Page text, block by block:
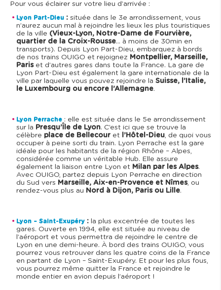
Pour vous éclairer sur votre lieu d’arrivée :
Lyon Part-Dieu : située dans le 3e arrondissement, vous
n’aurez aucun mal à rejoindre les lieux les plus touristiques
de la ville (Vieux-Lyon, Notre-Dame de Fourvière,
quartier de la Croix-Rousse… à moins de 30min en
transports). Depuis Lyon Part-Dieu, embarquez à bords
de nos trains OUIGO et rejoignez Montpellier, Marseille,
Pariset d’autres gares dans toute la France. La gare de
Lyon Part-Dieu est également la gare internationale de la
ville par laquelle vous pouvez rejoindre la Suisse, l’Italie,
le Luxembourg ou encore l’Allemagne.
Lyon Perrache : elle est située dans le 5e arrondissement
sur la Presqu’Île de Lyon. C’est ici que se trouve la
célèbre place de Bellecour et l’Hôtel-Dieu, de quoi vous
occuper à peine sorti du train. Lyon Perrache est la gare
idéale pour les habitants de la région Rhône – Alpes,
considérée comme un véritable Hub. Elle assure
également la liaison entre Lyon et Milan par les Alpes.
Avec OUIGO, partez depuis Lyon Perrache en direction
du Sud vers Marseille, Aix-en-Provence et Nîmes, ou
rendez-vous plus au Nord à Dijon, Paris ou Lille.
Lyon – Saint-Exupéry : la plus excentrée de toutes les
gares. Ouverte en 1994, elle est située au niveau de
l’aéroport et vous permettra de rejoindre le centre de
Lyon en une demi-heure. À bord des trains OUIGO, vous
pourrez vous retrouver dans les quatre coins de la France
en partant de Lyon – Saint-Exupéry. Et pour les plus fous,
vous pourrez même quitter la France et rejoindre le
monde entier en avion depuis l’aéroport !